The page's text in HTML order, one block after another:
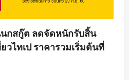
กสกู๊ต ลดจัดหนักรับสิ้น
วไทเป ราคารวมเริ่มต้นที่